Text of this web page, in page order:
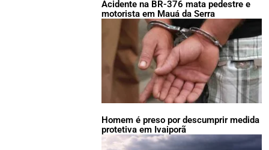
Acidente na BR-376 mata pedestre e
motorista em Mauá da Serra
Homem é preso por descumprir medida
protetiva em Ivaiporã